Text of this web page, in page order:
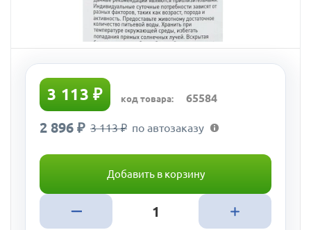
3 113 ₽ код товара: 65584
2 896 ₽ 3 113 ₽ по автозаказу
Добавить в корзину